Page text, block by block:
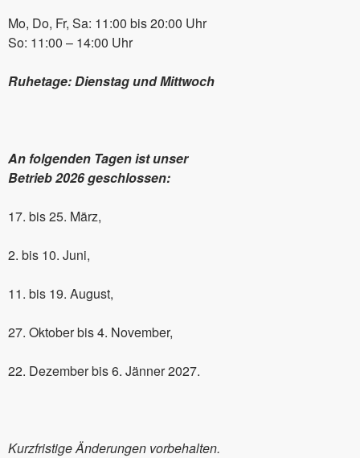
Mo, Do, Fr, Sa: 11:00 bis 20:00 Uhr
So: 11:00 – 14:00 Uhr
Ruhetage: Dienstag und Mittwoch
An folgenden Tagen ist unser
Betrieb 2026 geschlossen:
17. bis 25. März,
2. bis 10. Juni,
11. bis 19. August,
27. Oktober bis 4. November,
22. Dezember bis 6. Jänner 2027.
Kurzfristige Änderungen vorbehalten.